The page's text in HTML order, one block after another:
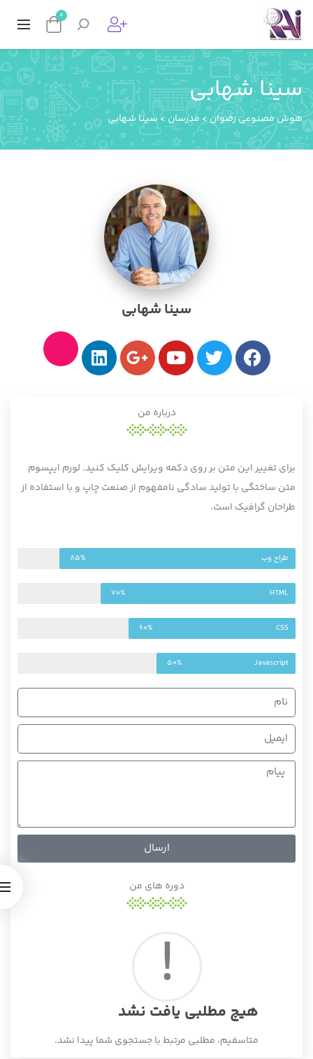
0
سینا شهابی
هوش مصنوعی رضوان> مدرسان >سینا شهابی
سینا شهابی
درباره من
برای تغییر این متن بر روی دکمه ویرایش کلیک کنید. لورم ایپسوم
متن ساختگی با تولید سادگی نامفهوم از صنعت چاپ و با استفاده از
طراحان گرافیک است.
طراح وب 85%
HTML
70%
CSS
60%
Javascript
50%
ارسال
دوره های من
!
هیچ مطلبی یافت نشد
متاسفیم، مطلبی مرتبط با جستجوی شما پیدا نشد.